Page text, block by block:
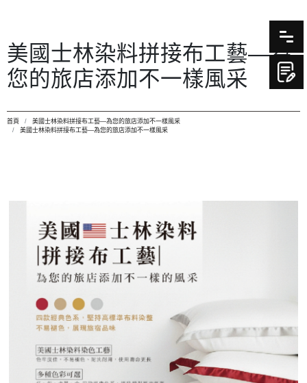
美國士林染料拼接布工藝—為
您的旅店添加不一樣風采
首頁
美國士林染料拼接布工藝—為您的旅店添加不一樣風采
美國士林染料拼接布工藝—為您的旅店添加不一樣風采